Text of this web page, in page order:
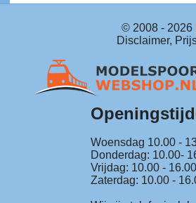
© 2008 - 2026
Disclaimer,
Woensdag 10.00 -
Donderdag: 10.00-
Vrijdag: 10.00 -
Zaterdag: 10.00 -